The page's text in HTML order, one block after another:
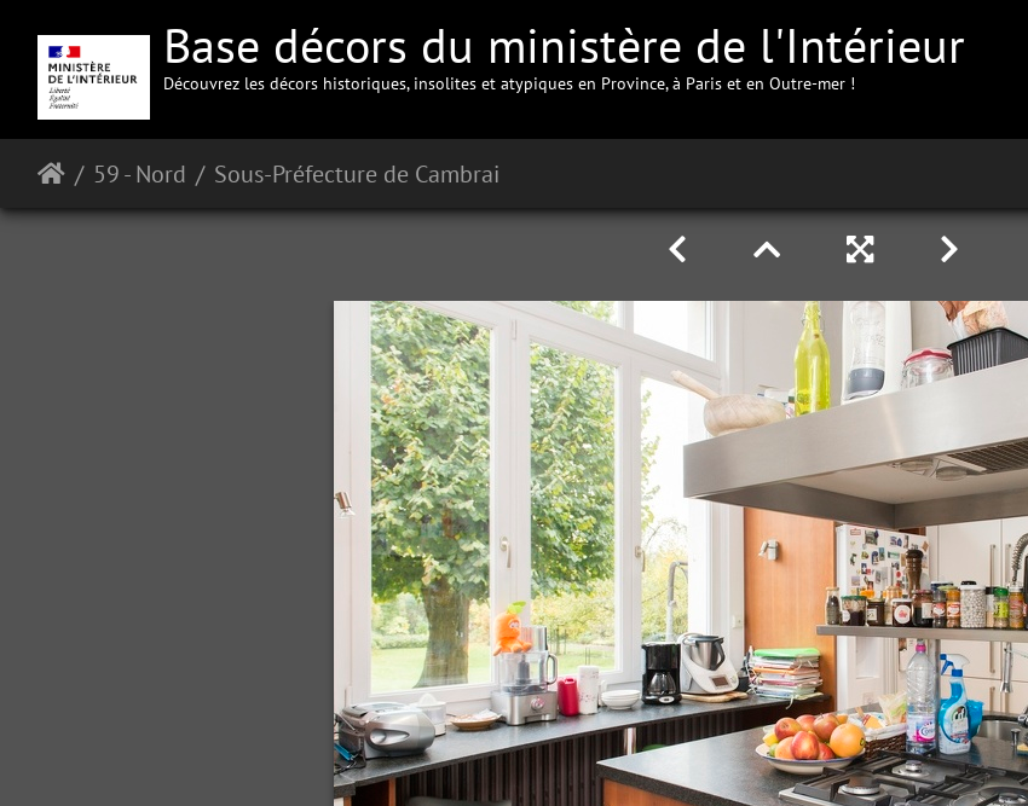
Base décors du ministère de l'Intérieur
Découvrez les décors historiques, insolites et atypiques en Province, à Paris et en Outre-mer !
59 - Nord Sous-Préfecture de Cambrai